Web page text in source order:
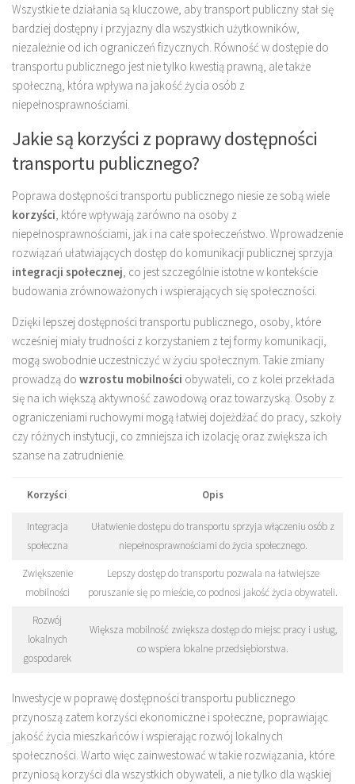
Wszystkie te działania są kluczowe, aby transport publiczny stał się
bardziej dostępny i przyjazny dla wszystkich użytkowników,
niezależnie od ich ograniczeń fizycznych. Równość w dostępie do
transportu publicznego jest nie tylko kwestią prawną, ale także
społeczną, która wpływa na jakość życia osób z
niepełnosprawnościami.
Jakie są korzyści z poprawy dostępności
transportu publicznego?
Poprawa dostępności transportu publicznego niesie ze sobą wiele
korzyści, które wpływają zarówno na osoby z
niepełnosprawnościami, jak i na całe społeczeństwo. Wprowadzenie
rozwiązań ułatwiających dostęp do komunikacji publicznej sprzyja
integracji społecznej, co jest szczególnie istotne w kontekście
budowania zrównoważonych i wspierających się społeczności.
Dzięki lepszej dostępności transportu publicznego, osoby, które
wcześniej miały trudności z korzystaniem z tej formy komunikacji,
mogą swobodnie uczestniczyć w życiu społecznym. Takie zmiany
prowadzą do wzrostu mobilności obywateli, co z kolei przekłada
się na ich większą aktywność zawodową oraz towarzyską. Osoby z
ograniczeniami ruchowymi mogą łatwiej dojeżdżać do pracy, szkoły
czy różnych instytucji, co zmniejsza ich izolację oraz zwiększa ich
szanse na zatrudnienie.
Korzyści Opis
Integracja
społeczna
Ułatwienie dostępu do transportu sprzyja włączeniu osób z
niepełnosprawnościami do życia społecznego.
Zwiększenie
mobilności
Lepszy dostęp do transportu pozwala na łatwiejsze
poruszanie się po mieście, co podnosi jakość życia obywateli.
Rozwój
lokalnych
gospodarek
Większa mobilność zwiększa dostęp do miejsc pracy i usług,
co wspiera lokalne przedsiębiorstwa.
Inwestycje w poprawę dostępności transportu publicznego
przynoszą zatem korzyści ekonomiczne i społeczne, poprawiając
jakość życia mieszkańców i wspierając rozwój lokalnych
społeczności. Warto więc zainwestować w takie rozwiązania, które
przyniosą korzyści dla wszystkich obywateli, a nie tylko dla wąskiej